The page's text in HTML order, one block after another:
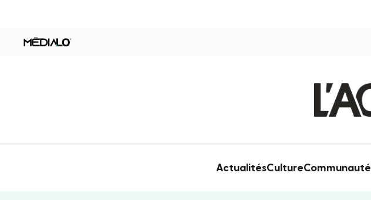
ActualitésCultureCommunauté